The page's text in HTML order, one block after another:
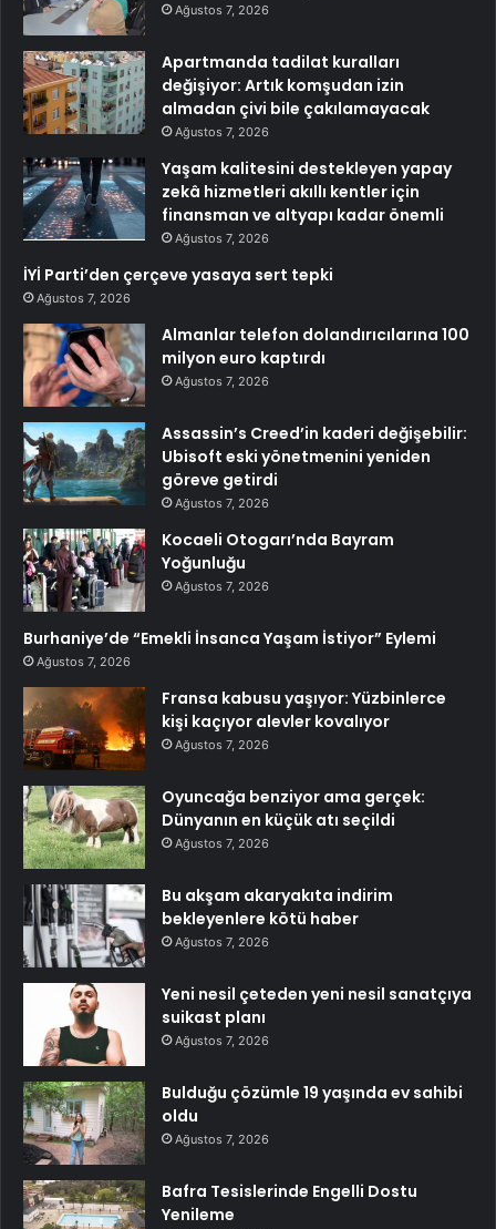
Ağustos 7, 2026
Apartmanda tadilat kuralları
değişiyor: Artık komşudan izin
almadan çivi bile çakılamayacak
Ağustos 7, 2026
Yaşam kalitesini destekleyen yapay
zekâ hizmetleri akıllı kentler için
finansman ve altyapı kadar önemli
Ağustos 7, 2026
İYİ Parti’den çerçeve yasaya sert tepki
Ağustos 7, 2026
Almanlar telefon dolandırıcılarına 100
milyon euro kaptırdı
Ağustos 7, 2026
Assassin’s Creed’in kaderi değişebilir:
Ubisoft eski yönetmenini yeniden
göreve getirdi
Ağustos 7, 2026
Kocaeli Otogarı’nda Bayram
Yoğunluğu
Ağustos 7, 2026
Burhaniye’de “Emekli İnsanca Yaşam İstiyor” Eylemi
Ağustos 7, 2026
Fransa kabusu yaşıyor: Yüzbinlerce
kişi kaçıyor alevler kovalıyor
Ağustos 7, 2026
Oyuncağa benziyor ama gerçek:
Dünyanın en küçük atı seçildi
Ağustos 7, 2026
Bu akşam akaryakıta indirim
bekleyenlere kötü haber
Ağustos 7, 2026
Yeni nesil çeteden yeni nesil sanatçıya
suikast planı
Ağustos 7, 2026
Bulduğu çözümle 19 yaşında ev sahibi
oldu
Ağustos 7, 2026
Bafra Tesislerinde Engelli Dostu
Yenileme